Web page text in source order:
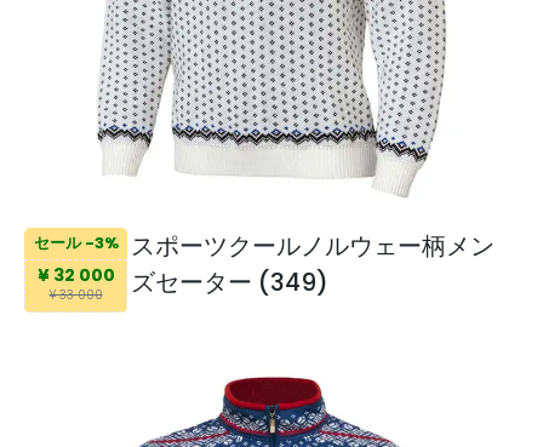
セール -3%
¥ 32 000
¥ 33 000
スポーツクールノルウェー柄メン
ズセーター (349)